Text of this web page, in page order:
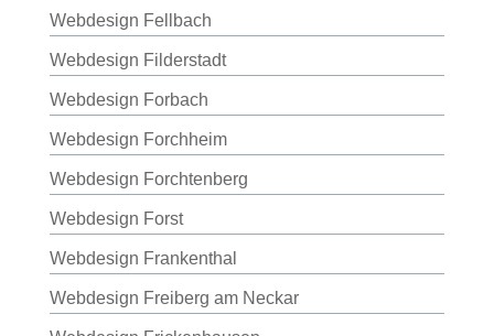
Webdesign Fellbach
Webdesign Filderstadt
Webdesign Forbach
Webdesign Forchheim
Webdesign Forchtenberg
Webdesign Forst
Webdesign Frankenthal
Webdesign Freiberg am Neckar